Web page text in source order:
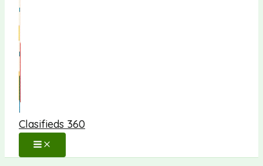
Clasifieds 360